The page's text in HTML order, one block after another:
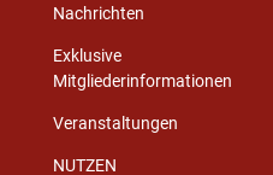
Nachrichten
Exklusive
Mitgliederinformationen
Veranstaltungen
NUTZEN